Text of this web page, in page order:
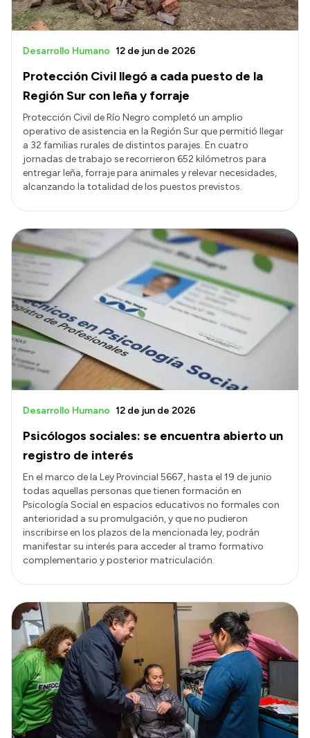
Protección Civil llegó a cada puesto de la
Región Sur con leña y forraje
Desarrollo Humano 12 de jun de 2026
Protección Civil de Río Negro completó un amplio
operativo de asistencia en la Región Sur que permitió llegar
a 32 familias rurales de distintos parajes. En cuatro
jornadas de trabajo se recorrieron 652 kilómetros para
entregar leña, forraje para animales y relevar necesidades,
alcanzando la totalidad de los puestos previstos.
Psicólogos sociales: se encuentra abierto un
registro de interés
Desarrollo Humano 12 de jun de 2026
En el marco de la Ley Provincial 5667, hasta el 19 de junio
todas aquellas personas que tienen formación en
Psicología Social en espacios educativos no formales con
anterioridad a su promulgación, y que no pudieron
inscribirse en los plazos de la mencionada ley, podrán
manifestar su interés para acceder al tramo formativo
complementario y posterior matriculación.